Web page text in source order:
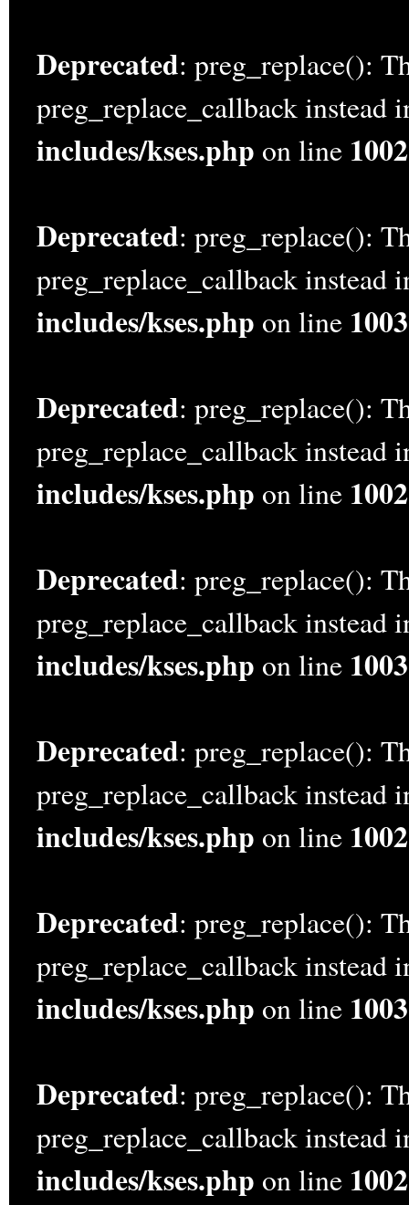
Deprecated: preg_replace():
preg_replace_callback instead
includes/kses.php on line 1002
Deprecated: preg_replace():
preg_replace_callback instead
includes/kses.php on line 1003
Deprecated: preg_replace():
preg_replace_callback instead
includes/kses.php on line 1002
Deprecated: preg_replace():
preg_replace_callback instead
includes/kses.php on line 1003
Deprecated: preg_replace():
preg_replace_callback instead
includes/kses.php on line 1002
Deprecated: preg_replace():
preg_replace_callback instead
includes/kses.php on line 1003
Deprecated: preg_replace():
preg_replace_callback instead
includes/kses.php on line 1002